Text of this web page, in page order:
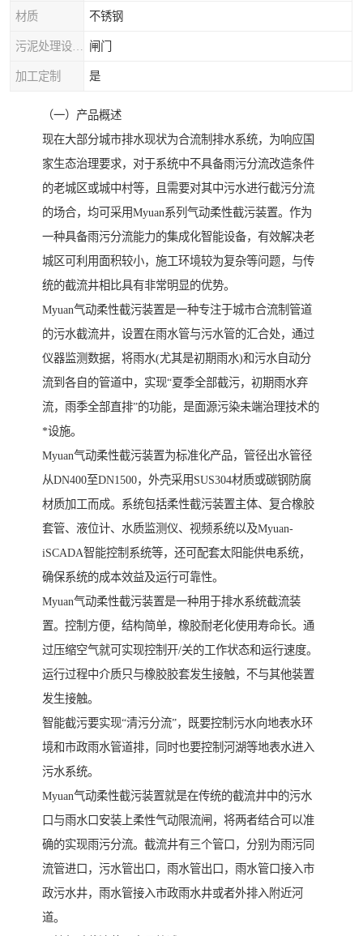
材质 不锈钢
闸门
加工定制 是
（一）产品概述
现在大部分城市排水现状为合流制排水系统，为响应国
家生态治理要求，对于系统中不具备雨污分流改造条件
的老城区或城中村等，且需要对其中污水进行截污分流
的场合，均可采用Myuan系列气动柔性截污装置。作为
一种具备雨污分流能力的集成化智能设备，有效解决老
城区可利用面积较小，施工环境较为复杂等问题，与传
统的截流井相比具有非常明显的优势。
Myuan气动柔性截污装置是一种专注于城市合流制管道
的污水截流井，设置在雨水管与污水管的汇合处，通过
仪器监测数据，将雨水(尤其是初期雨水)和污水自动分
流到各自的管道中，实现“夏季全部截污，初期雨水弃
流，雨季全部直排”的功能，是面源污染未端治理技术的
*设施。
Myuan气动柔性截污装置为标准化产品，管径出水管径
从DN400至DN1500，外壳采用SUS304材质或碳钢防腐
材质加工而成。系统包括柔性截污装置主体、复合橡胶
套管、液位计、水质监测仪、视频系统以及Myuan-
iSCADA智能控制系统等，还可配套太阳能供电系统，
确保系统的成本效益及运行可靠性。
Myuan气动柔性截污装置是一种用于排水系统截流装
置。控制方便，结构简单，橡胶耐老化使用寿命长。通
过压缩空气就可实现控制开/关的工作状态和运行速度。
运行过程中介质只与橡胶胶套发生接触，不与其他装置
发生接触。
智能截污要实现“清污分流”，既要控制污水向地表水环
境和市政雨水管道排，同时也要控制河湖等地表水进入
污水系统。
Myuan气动柔性截污装置就是在传统的截流井中的污水
口与雨水口安装上柔性气动限流闸，将两者结合可以准
确的实现雨污分流。截流井有三个管口，分别为雨污同
流管进口，污水管出口，雨水管出口，雨水管口接入市
政污水井，雨水管接入市政雨水井或者外排入附近河
道。